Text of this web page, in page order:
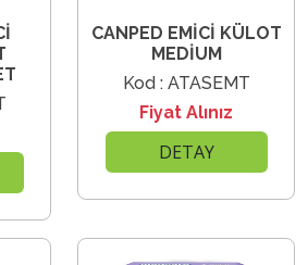
CANPED EMİCİ KÜLOT
MEDİUM
Kod : ATASEMT
Fiyat Alınız
DETAY